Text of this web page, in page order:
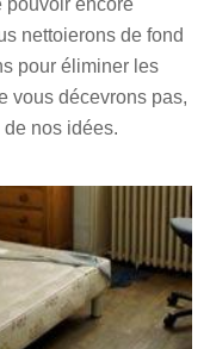
pouvoir encore
nettoierons de fond
pour éliminer les
vous décevrons pas,
de nos idées.